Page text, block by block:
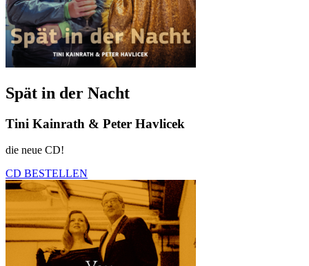
Spät in der Nacht
Tini Kainrath & Peter Havlicek
die neue CD!
CD BESTELLEN